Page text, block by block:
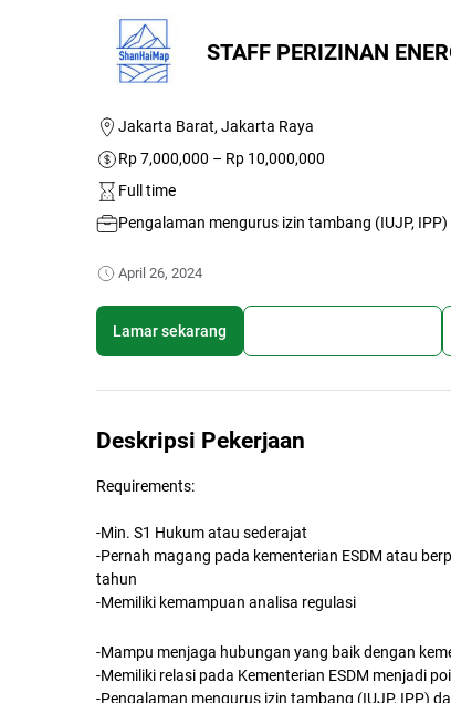
STAFF PERIZINAN
Jakarta Barat, Jakarta Raya
Rp 7,000,000 – Rp 10,000,000
Full time
Pengalaman mengurus izin tambang (IUJP,
April 26, 2024
Lamar sekarang
Deskripsi Pekerjaan
Requirements:
-Min. S1 Hukum atau sederajat
-Pernah magang pada kementerian ESDM atau
tahun
-Memiliki kemampuan analisa regulasi
-Mampu menjaga hubungan yang baik dengan
-Memiliki relasi pada Kementerian ESDM menjadi
-Pengalaman mengurus izin tambang (IUJP, IPP)